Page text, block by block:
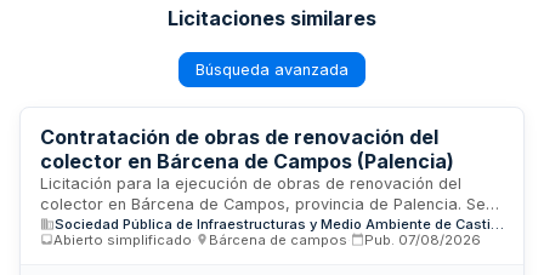
Licitaciones similares
Búsqueda avanzada
Contratación de obras de renovación del
colector en Bárcena de Campos (Palencia)
Licitación para la ejecución de obras de renovación del
colector en Bárcena de Campos, provincia de Palencia. Se
trata de un contrato de obras mediante procedimiento
abierto simplificado, no sujeto a regulación armonizada. El
Abierto simplificado
Bárcena de campos Pub. 07/08/2026